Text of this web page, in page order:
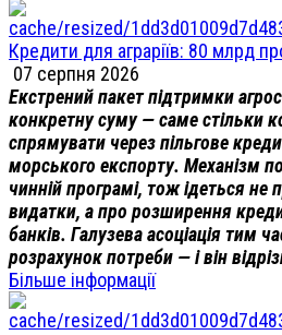
Кредити для аграріїв: 80 млрд
07 серпня 2026
Екстрений пакет підтримки
конкретну суму — саме стільки
спрямувати через пільгове
морського експорту. Механізм
чинній програмі, тож ідеться не
видатки, а про розширення
банків. Галузева асоціація тим
розрахунок потреби — і він
Більше інформації